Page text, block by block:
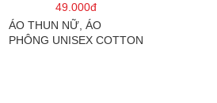
49.000đ
ÁO THUN NỮ, ÁO
PHÔNG UNISEX COTTON